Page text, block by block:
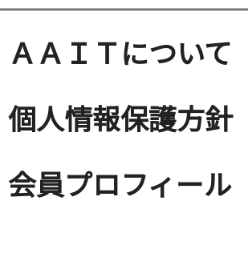
ＡＡＩＴについて
個人情報保護方針
会員プロフィール